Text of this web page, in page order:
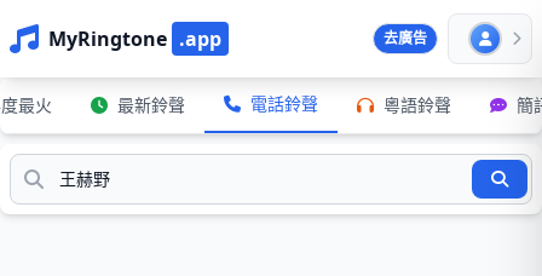
MyRingtone .app 去廣告
最火 最新鈴聲 電話鈴聲 粵語鈴聲 簡